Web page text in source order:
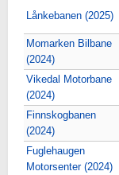
Lånkebanen (2025)
Momarken Bilbane
(2024)
Vikedal Motorbane
(2024)
Finnskogbanen
(2024)
Fuglehaugen
Motorsenter (2024)